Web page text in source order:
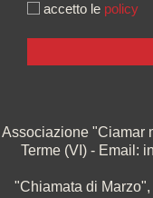
accetto le policy
Associazione "Ciamar
Terme (VI) - Email:
"Chiamata di